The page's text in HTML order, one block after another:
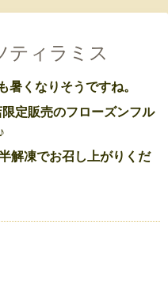
ティラミス
暑くなりそうですね。
定販売のフローズンフル
解凍でお召し上がりくだ